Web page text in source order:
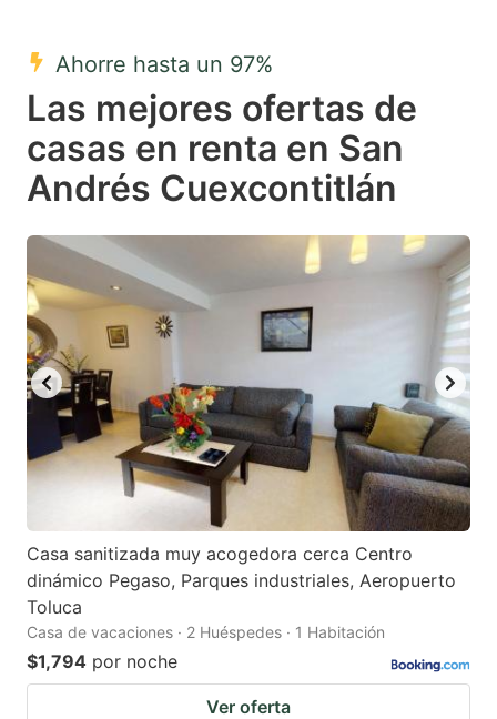
select
a
date.
Press
question
mark
key
to
get
the
keyboard
shortcuts
changing
dates.
a
date.
Press
question
mark
key
to
the
keyboard
shortcuts
changing
dates.
Ahorre hasta un 97%
Las mejores ofertas de
casas en renta en San
Andrés Cuexcontitlán
Casa sanitizada muy acogedora cerca Centro
dinámico Pegaso, Parques industriales, Aeropuerto
Toluca
Casa de vacaciones · 2 Huéspedes · 1 Habitación
$1,794 por noche
Ver oferta